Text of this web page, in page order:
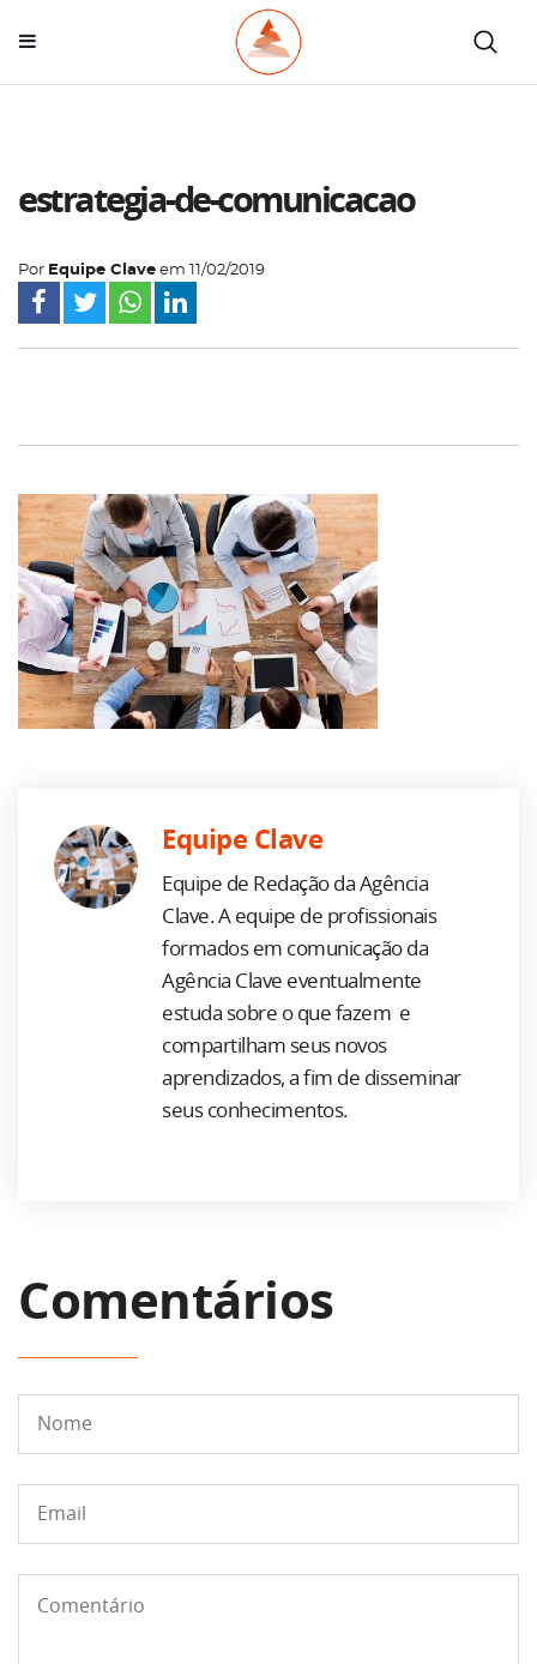
estrategia-de-comunicacao
Por Equipe Clave em 11/02/2019
Equipe Clave
Equipe de Redação da Agência
Clave. A equipe de profissionais
formados em comunicação da
Agência Clave eventualmente
estuda sobre o que fazem e
compartilham seus novos
aprendizados, a fim de disseminar
seus conhecimentos.
Comentários